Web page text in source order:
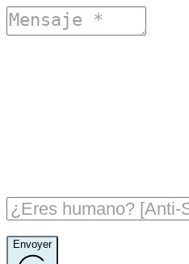
Envoyer